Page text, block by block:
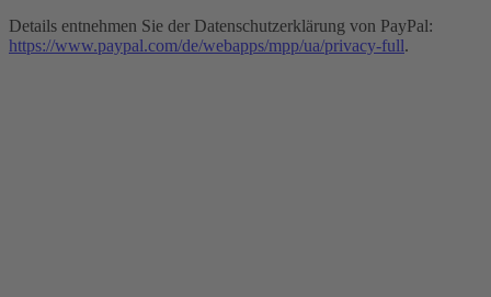
Details entnehmen Sie der Datenschutzerklärung von PayPal:
https://www.paypal.com/de/webapps/mpp/ua/privacy-full.